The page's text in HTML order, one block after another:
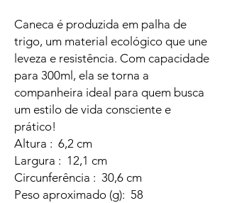
Caneca é produzida em palha de
trigo, um material ecológico que une
leveza e resistência. Com capacidade
para 300ml, ela se torna a
companheira ideal para quem busca
um estilo de vida consciente e
prático!
Altura : 6,2 cm
Largura : 12,1 cm
Circunferência : 30,6 cm
Peso aproximado (g): 58